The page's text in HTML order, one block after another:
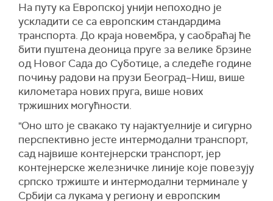
На путу ка Европској унији непоходно је
ускладити се са европским стандардима
транспорта. До краја новембра, у саобраћај ће
бити пуштена деоница пруге за велике брзине
од Новог Сада до Суботице, а следеће године
почињу радови на прузи Београд–Ниш, више
километара нових пруга, више нових
тржишних могућности.
"Оно што је свакако ту најактуелније и сигурно
перспективно јесте интермодални транспорт,
сад највише контејнерски транспорт, јер
контејнерске железничке линије које повезују
српско тржиште и интермодални терминале у
Србији са лукама у региону и европским